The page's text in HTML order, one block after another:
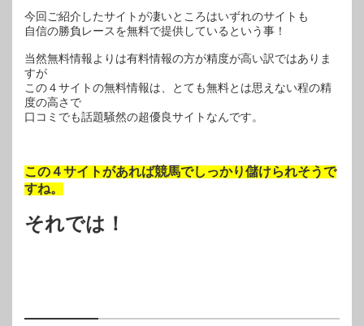
今回ご紹介したサイトが凄いところはいずれのサイトも
自信の勝負レースを無料で提供しているという事！
当然無料情報よりは有料情報の方が精度が高い訳ではありま
すが
この４サイトの無料情報は、とても無料とは思えない程の精
度の高さで
口コミでも話題騒然の超優良サイトなんです。
この４サイトがあれば競馬でしっかり儲けられそうで
すね。
それでは！